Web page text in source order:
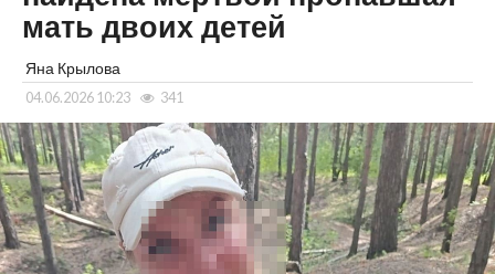
мать двоих детей
Яна Крылова
04.06.2026 10:23 341